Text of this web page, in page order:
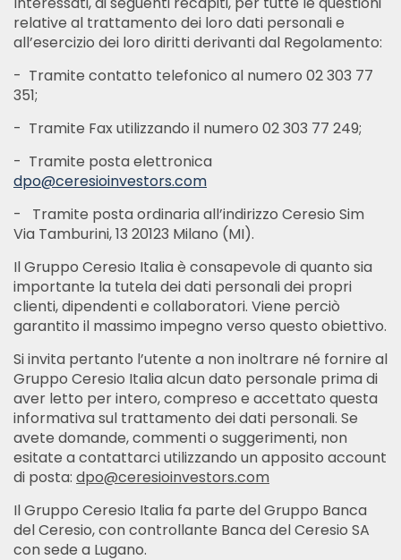
relative al trattamento dei loro dati personali e
all’esercizio dei loro diritti derivanti dal Regolamento:
- Tramite contatto telefonico al numero 02 303 77
351;
- Tramite Fax utilizzando il numero 02 303 77 249;
- Tramite posta elettronica
dpo@ceresioinvestors.com
- Tramite posta ordinaria all’indirizzo Ceresio Sim
Via Tamburini, 13 20123 Milano (MI).
Il Gruppo Ceresio Italia è consapevole di quanto sia
importante la tutela dei dati personali dei propri
clienti, dipendenti e collaboratori. Viene perciò
garantito il massimo impegno verso questo obiettivo.
Si invita pertanto l’utente a non inoltrare né fornire al
Gruppo Ceresio Italia alcun dato personale prima di
aver letto per intero, compreso e accettato questa
informativa sul trattamento dei dati personali. Se
avete domande, commenti o suggerimenti, non
esitate a contattarci utilizzando un apposito account
di posta: dpo@ceresioinvestors.com
Il Gruppo Ceresio Italia fa parte del Gruppo Banca
del Ceresio, con controllante Banca del Ceresio SA
con sede a Lugano.